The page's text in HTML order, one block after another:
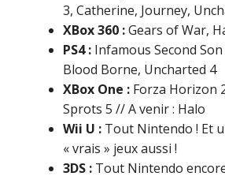
3, Catherine, Journey,
XBox 360 :Gears of War,
PS4 : Infamous Second
Blood Borne, Uncharted 4
XBox One : Forza Horizon
Sprots 5 // A venir : Halo
Wii U : Tout Nintendo ! Et
« vrais » jeux aussi !
3DS : Tout Nintendo